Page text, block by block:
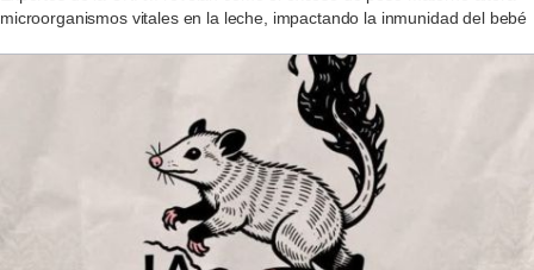
microorganismos vitales en la leche, impactando la inmunidad del bebé